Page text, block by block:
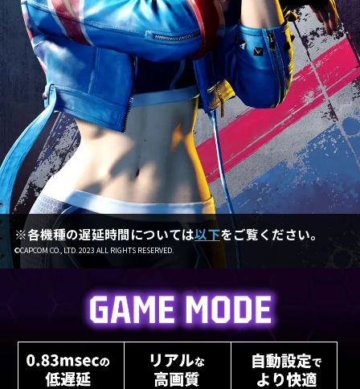
※各機種の遅延時間については以下をご覧ください。
©CAPCOM CO., LTD. 2023 ALL RIGHTS RESERVED.